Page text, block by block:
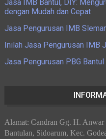
Jasa IMB Bantul, DIY:
dengan Mudah dan Cepat
Jasa Pengurusan IMB
Inilah Jasa Pengurusan IMB
Jasa Pengurusan PBG Bantul
Alamat: Candran Gg. H.
Bantulan, Sidoarum, Kec.